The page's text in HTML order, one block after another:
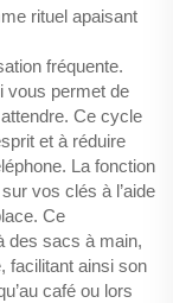
rituel apaisant
fréquente.
vous permet de
Ce cycle
et à réduire
La fonction
vos clés à l’aide
Ce
des sacs à main,
facilitant ainsi son
café ou lors